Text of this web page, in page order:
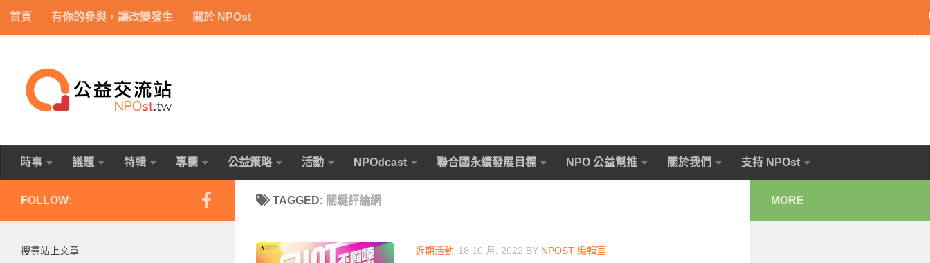
Skip to content
首頁 有你的參與，讓改變發生 關於 NPOst
時事 議題 特輯 專欄 公益策略 活動 NPOdcast 聯合國永續發展目標 NPO 公益幫推 關於我們 支持 NPOst
TAGGED: 關鍵評論網
近期活動 18 10 月, 2022 BY NPOST 編輯室
FOLLOW:
搜尋站上文章
MORE